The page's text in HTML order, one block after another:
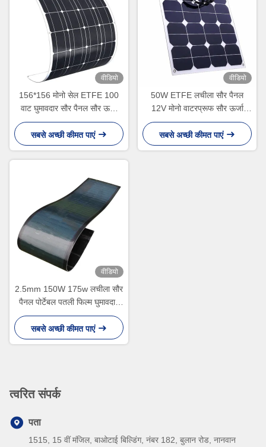
वीडियो
156*156 मोनो सेल ETFE 100
वाट घुमावदार सौर पैनल सौर ऊर्जा
अनुप्रयोगों के लिए
सबसे अच्छी कीमत पाएं
वीडियो
50W ETFE लचीला सौर पैनल
12V मोनो वाटरप्रूफ सौर ऊर्जा
प्रणाली के लिए
सबसे अच्छी कीमत पाएं
वीडियो
2.5mm 150W 175w लचीला सौर
पैनल पोर्टेबल पतली फिल्म घुमावदार
सीआईजीएस सौर पैनल
सबसे अच्छी कीमत पाएं
त्वरित संपर्क
पता
1515, 15 वीं मंजिल, बाओटाई बिल्डिंग, नंबर 182, बुलान रोड, नानवान